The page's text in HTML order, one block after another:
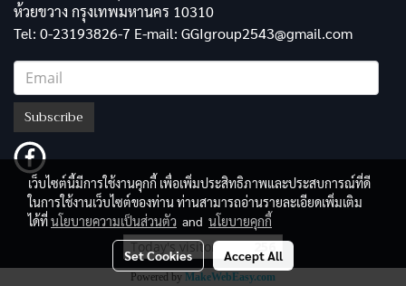
ห้วยขวาง กรุงเทพมหานคร 10310
Tel: 0-23193826-7 E-mail: GGIgroup2543@gmail.com
Subscribe
Today's visitor 256
Powered by MakeWebEasy.com
เว็บไซต์นี้มีการใช้งานคุกกี้ เพื่อเพิ่มประสิทธิภาพและประสบการณ์ที่ดี
ในการใช้งานเว็บไซต์ของท่าน ท่านสามารถอ่านรายละเอียดเพิ่มเติม
ได้ที่นโยบายความเป็นส่วนตัว and นโยบายคุกกี้
Set Cookies Accept All